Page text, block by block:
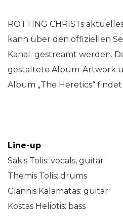
ROTTING CHRISTs
kann über den offiziellen
Kanal gestreamt werden.
gestaltete Album-Artwork
Album „The Heretics“
Line-up
Sakis Tolis: vocals, guitar
Themis Tolis: drums
Giannis Kalamatas: guitar
Kostas Heliotis: bass